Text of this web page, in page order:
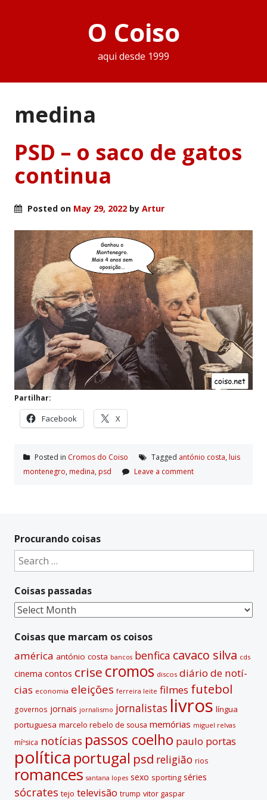
O Coiso
aqui desde 1999
medina
PSD – o saco de gatos
continua
Posted on May 29, 2022 by Artur
Partilhar:
Facebook X
Posted in Cromos do Coiso Tagged antónio costa, luis
montenegro, medina, psd Leave a comment
Procurando coisas
Search
for:
Coisas passadas
Coisas
Coisas que marcam os coisos
américa antónio costa bancos benfica cavaco silva cds
cinema contos crise cromos discos diário de notí­
cias economia eleições ferreira leite filmes futebol
governos jornais jornalismo jornalistas livros lí­ngua
portuguesa marcelo rebelo de sousa memórias miguel relvas
míºsica notí­cias passos coelho paulo portas
polí­tica portugal psd religião rios
romances santana lopes sexo sporting séries
sócrates tejo televisão trump vitor gaspar